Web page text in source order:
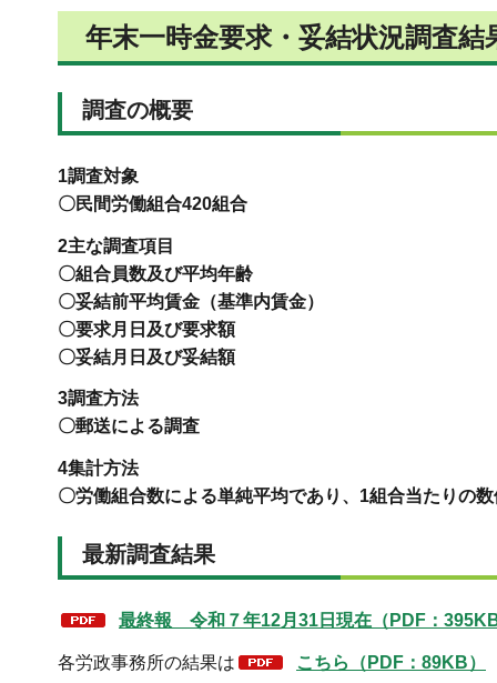
年末一時金要求・妥結状況調査結
調査の概要
1調査対象
〇民間労働組合420組合
2主な調査項目
〇組合員数及び平均年齢
〇妥結前平均賃金（基準内賃金）
〇要求月日及び要求額
〇妥結月日及び妥結額
3調査方法
〇郵送による調査
4集計方法
〇労働組合数による単純平均であり、1組合当たりの
最新調査結果
最終報 令和７年12月31日現在（PDF：
各労政事務所の結果は こちら（PDF：89KB）